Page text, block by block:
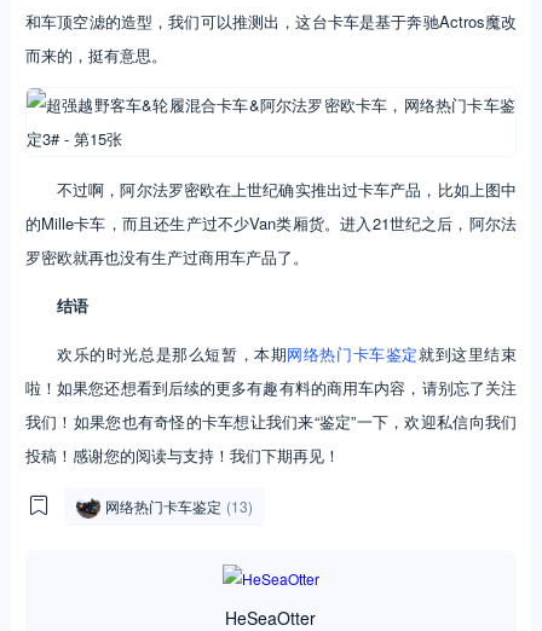
和车顶空滤的造型，我们可以推测出，这台卡车是基于奔驰Actros魔改
而来的，挺有意思。
不过啊，阿尔法罗密欧在上世纪确实推出过卡车产品，比如上图中
的Mille卡车，而且还生产过不少Van类厢货。进入21世纪之后，阿尔法
罗密欧就再也没有生产过商用车产品了。
结语
欢乐的时光总是那么短暂，本期网络热门卡车鉴定就到这里结束
啦！如果您还想看到后续的更多有趣有料的商用车内容，请别忘了关注
我们！如果您也有奇怪的卡车想让我们来“鉴定”一下，欢迎私信向我们
投稿！感谢您的阅读与支持！我们下期再见！
网络热门卡车鉴定 (13)
HeSeaOtter